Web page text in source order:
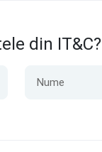
din IT&C?